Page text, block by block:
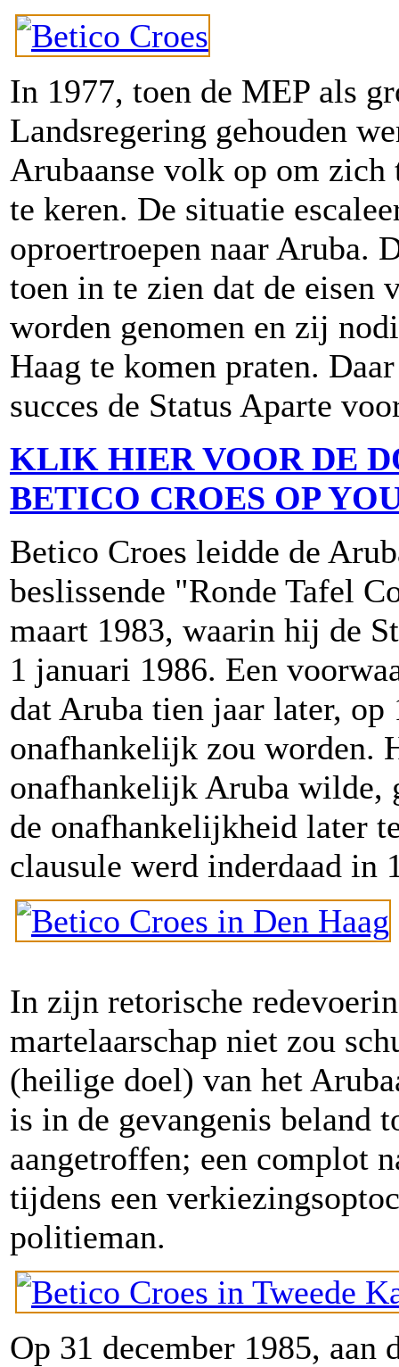
In 1977, toen de MEP als
Landsregering gehouden
Arubaanse volk op om zich
te keren. De situatie
oproertroepen naar Aruba.
toen in te zien dat de eisen
worden genomen en zij
Haag te komen praten.
succes de Status Aparte
KLIK HIER VOOR DE
BETICO CROES OP
Betico Croes leidde de
beslissende "Ronde Tafel
maart 1983, waarin hij de
1 januari 1986. Een
dat Aruba tien jaar later,
onafhankelijk zou worden.
onafhankelijk Aruba wilde,
de onafhankelijkheid later
clausule werd inderdaad in
In zijn retorische
martelaarschap niet zou
(heilige doel) van het
is in de gevangenis beland
aangetroffen; een complot
tijdens een
politieman.
Op 31 december 1985, aan